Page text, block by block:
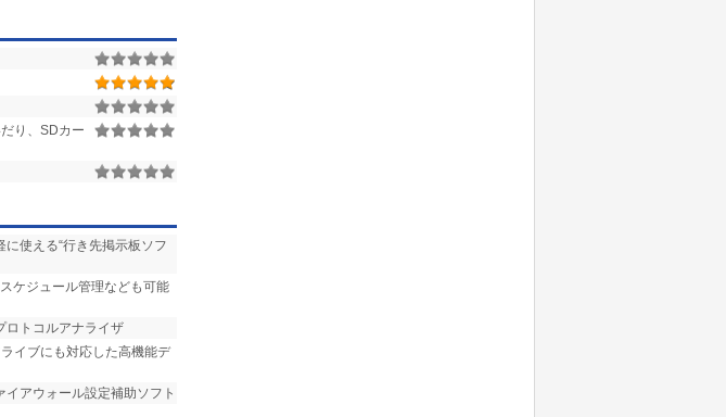
り、SDカー
使える“行き先掲示板ソフ
ケジュール管理なども可能
ロトコルアナライザ
イブにも対応した高機能デ
アウォール設定補助ソフト